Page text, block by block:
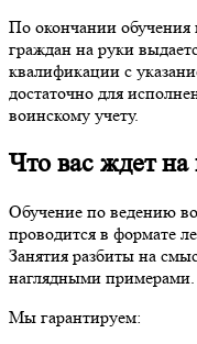
По окончании
граждан на руки
квалификации с
достаточно для
воинскому учету.
Что вас ждет на
Обучение по ведению
проводится в формате
Занятия разбиты на
наглядными примерами.
Мы гарантируем: